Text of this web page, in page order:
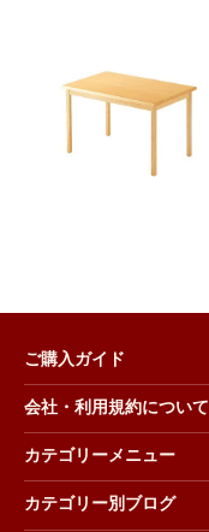
ご購入ガイド
会社・利用規約について
カテゴリーメニュー
カテゴリー別ブログ